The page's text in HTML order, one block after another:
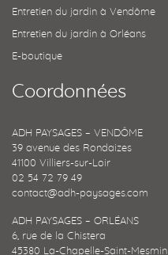
Entretien du jardin à Vendôme
Entretien du jardin à Orléans
E-boutique
Coordonnées
ADH PAYSAGES – VENDÔME
39 avenue des Rondaizes
41100 Villiers-sur-Loir
02 54 72 79 49
contact@adh-paysages.com
ADH PAYSAGES – ORLÉANS
6, rue de la Chistera
45380 La-Chapelle-Saint-Mesmin